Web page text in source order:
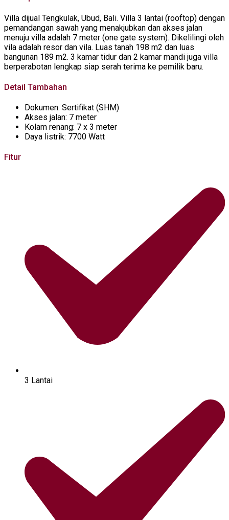
Villa dijual Tengkulak, Ubud, Bali. Villa 3 lantai (rooftop) dengan
pemandangan sawah yang menakjubkan dan akses jalan
menuju villa adalah 7 meter (one gate system). Dikelilingi oleh
vila adalah resor dan vila. Luas tanah 198 m2 dan luas
bangunan 189 m2. 3 kamar tidur dan 2 kamar mandi juga villa
berperabotan lengkap siap serah terima ke pemilik baru.
Detail Tambahan
Dokumen: Sertifikat (SHM)
Akses jalan: 7 meter
Kolam renang: 7 x 3 meter
Daya listrik: 7700 Watt
Fitur
3 Lantai